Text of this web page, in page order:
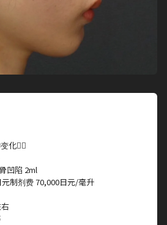
化👍🏻
凹陷 2ml
制剂费 70,000日元/毫升